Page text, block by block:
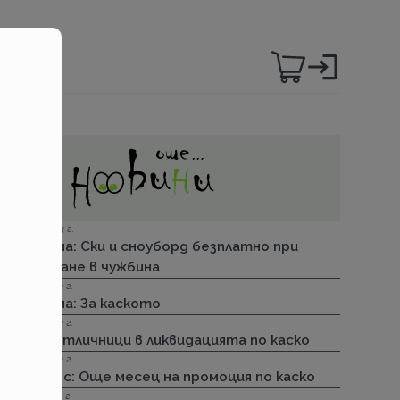
06.12.2023 г.
Групама: Ски и сноуборд безплатно при
пътуване в чужбина
27.04.2023 г.
Групама: За каското
31.03.2023 г.
ДЗИ: Отличници в ликвидацията по каско
31.03.2023 г.
Лев Инс: Още месец на промоция по каско
30.11.2022 г.